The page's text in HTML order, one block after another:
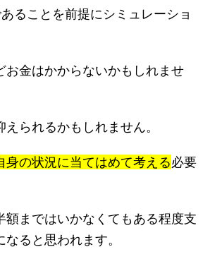
ることを前提にシミュレーショ
お金はかからないかもしれませ
られるかもしれません。
身の状況に当てはめて考える必要
額まではいかなくてもある程度支
ると思われます。